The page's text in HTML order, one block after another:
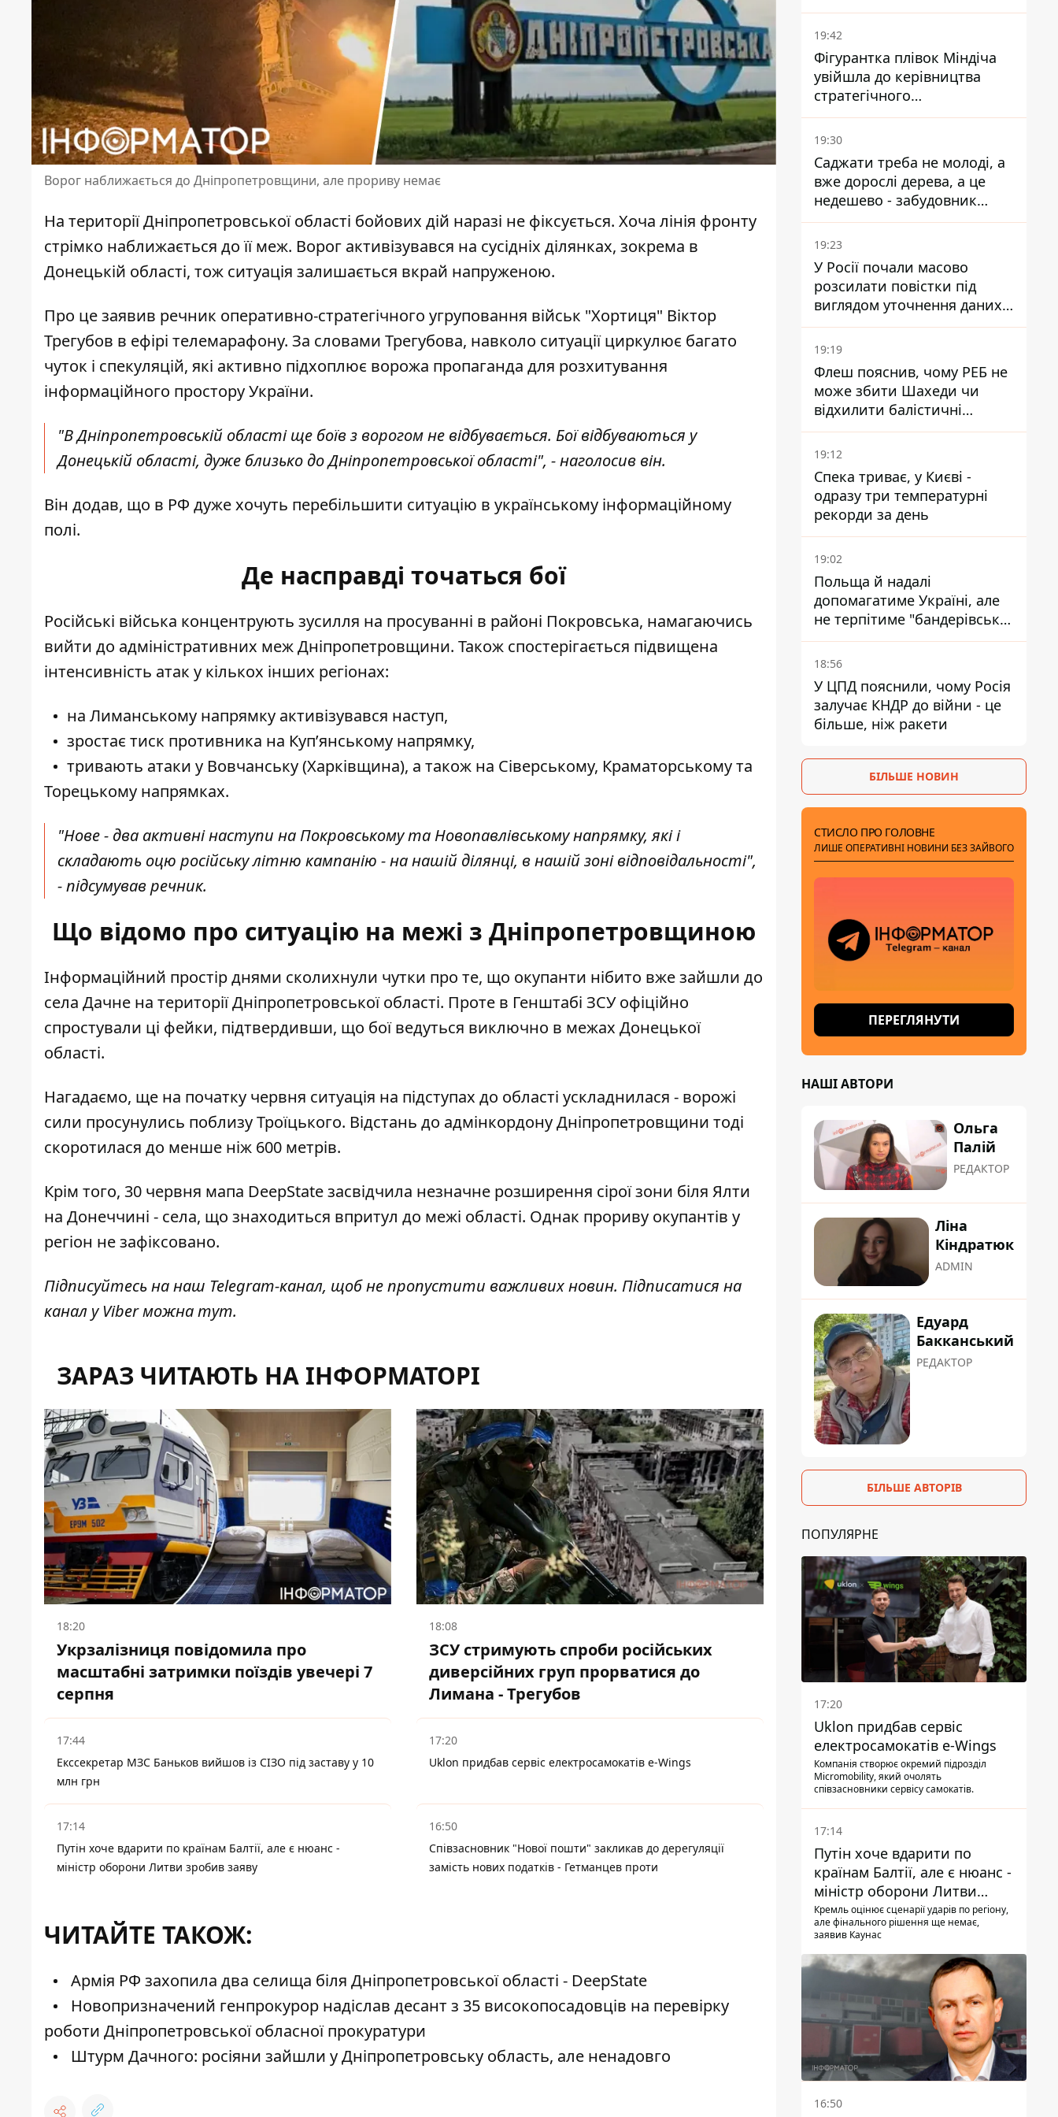
Ворог наближається до Дніпропетровщини, але прориву немає
На території Дніпропетровської області бойових дій наразі не фіксується. Хоча лінія фронту
стрімко наближається до її меж. Ворог активізувався на сусідніх ділянках, зокрема в
Донецькій області, тож ситуація залишається вкрай напруженою.
Про це заявив речник оперативно-стратегічного угруповання військ "Хортиця" Віктор
Трегубов в ефірі телемарафону. За словами Трегубова, навколо ситуації циркулює багато
чуток і спекуляцій, які активно підхоплює ворожа пропаганда для розхитування
інформаційного простору України.
"В Дніпропетровській області ще боїв з ворогом не відбувається. Бої відбуваються у
Донецькій області, дуже близько до Дніпропетровської області", - наголосив він.
Він додав, що в РФ дуже хочуть перебільшити ситуацію в українському інформаційному
полі.
Де насправді точаться бої
Російські війська концентрують зусилля на просуванні в районі Покровська, намагаючись
вийти до адміністративних меж Дніпропетровщини. Також спостерігається підвищена
інтенсивність атак у кількох інших регіонах:
на Лиманському напрямку активізувався наступ,
зростає тиск противника на Куп’янському напрямку,
тривають атаки у Вовчанську (Харківщина), а також на Сіверському, Краматорському та
Торецькому напрямках.
"Нове - два активні наступи на Покровському та Новопавлівському напрямку, які і
складають оцю російську літню кампанію - на нашій ділянці, в нашій зоні відповідальності",
- підсумував речник.
Що відомо про ситуацію на межі з Дніпропетровщиною
Інформаційний простір днями сколихнули чутки про те, що окупанти нібито вже зайшли до
села Дачне на території Дніпропетровської області. Проте в Генштабі ЗСУ офіційно
спростували ці фейки, підтвердивши, що бої ведуться виключно в межах Донецької
області.
Нагадаємо, ще на початку червня ситуація на підступах до області ускладнилася - ворожі
сили просунулись поблизу Троїцького. Відстань до адмінкордону Дніпропетровщини тоді
скоротилася до менше ніж 600 метрів.
Крім того, 30 червня мапа DeepState засвідчила незначне розширення сірої зони біля Ялти
на Донеччині - села, що знаходиться впритул до межі області. Однак прориву окупантів у
регіон не зафіксовано.
Підписуйтесь на наш Telegram-канал, щоб не пропустити важливих новин. Підписатися на
канал у Viber можнатут.
ЗАРАЗ ЧИТАЮТЬ НА ІНФОРМАТОРІ
18:20
Укрзалізниця повідомила про
масштабні затримки поїздів увечері 7
серпня
18:08
ЗСУ стримують спроби російських
диверсійних груп прорватися до
Лимана - Трегубов
17:44
Екссекретар МЗС Баньков вийшов із СІЗО під заставу у 10
млн грн
17:20
Uklon придбав сервіс електросамокатів e-Wings
17:14
Путін хоче вдарити по країнам Балтії, але є нюанс -
міністр оборони Литви зробив заяву
16:50
Співзасновник "Нової пошти" закликав до дерегуляції
замість нових податків - Гетманцев проти
ЧИТАЙТЕ ТАКОЖ:
Армія РФ захопила два селища біля Дніпропетровської області - DeepState
Новопризначений генпрокурор надіслав десант з 35 високопосадовців на перевірку
роботи Дніпропетровської обласної прокуратури
Штурм Дачного: росіяни зайшли у Дніпропетровську область, але ненадовго
19:42
Фігурантка плівок Міндіча
увійшла до керівництва
стратегічного
держпідприємства -
працювала в Енергоатомі та
була заступницею
Галущенка
19:30
Саджати треба не молоді, а
вже дорослі дерева, а це
недешево - забудовник
Ніконов
19:23
У Росії почали масово
розсилати повістки під
виглядом уточнення даних
для набору контрактників
19:19
Флеш пояснив, чому РЕБ не
може збити Шахеди чи
відхилити балістичні
ракети
19:12
Спека триває, у Києві -
одразу три температурні
рекорди за день
19:02
Польща й надалі
допомагатиме Україні, але
не терпітиме "бандерівської
символіки" - Навроцький
18:56
У ЦПД пояснили, чому Росія
залучає КНДР до війни - це
більше, ніж ракети
БІЛЬШЕ НОВИН
СТИСЛО ПРО ГОЛОВНЕ
ЛИШЕ ОПЕРАТИВНІ НОВИНИ БЕЗ ЗАЙВОГО
ПЕРЕГЛЯНУТИ
НАШІ АВТОРИ
Ольга
Палій
РЕДАКТОР
Ліна
Кіндратюк
ADMIN
Едуард
Бакканський
РЕДАКТОР
БІЛЬШЕ АВТОРІВ
ПОПУЛЯРНЕ
17:20
Uklon придбав сервіс
електросамокатів e-Wings
Компанія створює окремий підрозділ
Micromobility, який очолять
співзасновники сервісу самокатів.
17:14
Путін хоче вдарити по
країнам Балтії, але є нюанс -
міністр оборони Литви
зробив заяву
Кремль оцінює сценарії ударів по регіону,
але фінального рішення ще немає,
заявив Каунас
16:50